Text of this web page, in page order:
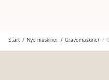
Start Nye maskiner Gravemaskiner